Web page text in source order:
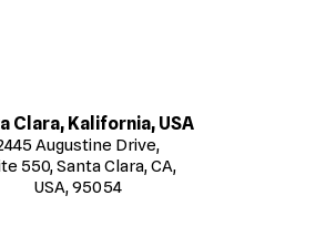
Clara, Kalifornia, USA
Augustine Drive,
550, Santa Clara, CA,
USA, 95054